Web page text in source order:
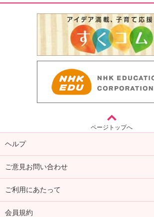
ページトップへ
ヘルプ
ご意見お問い合わせ
ご利用にあたって
会員規約